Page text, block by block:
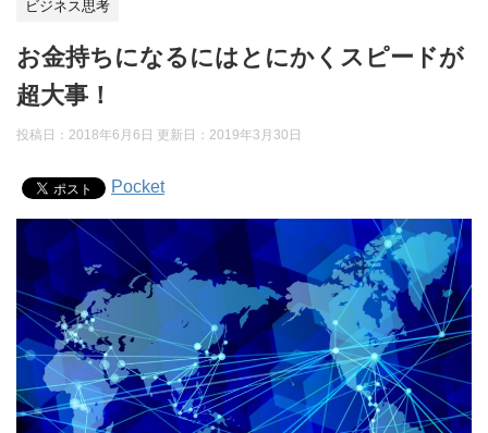
ビジネス思考
お金持ちになるにはとにかくスピードが
超大事！
投稿日：2018年6月6日 更新日： 2019年3月30日
Pocket